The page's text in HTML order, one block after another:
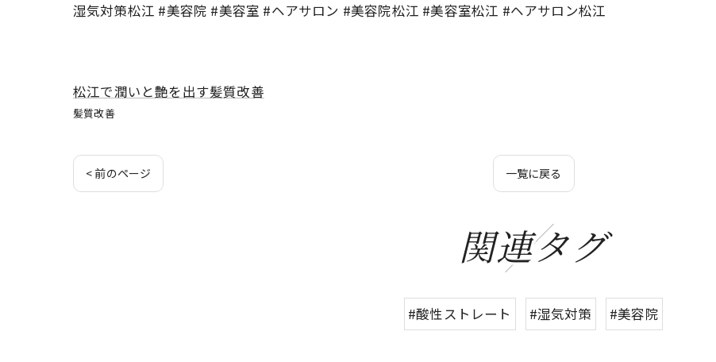
湿気対策松江 #美容院 #美容室 #ヘアサロン #美容院松江 #美容室松江 #ヘアサロン松江
松江で潤いと艶を出す髪質改善
髪質改善
< 前のページ 一覧に戻る
関連タグ
#酸性ストレート #湿気対策 #美容院